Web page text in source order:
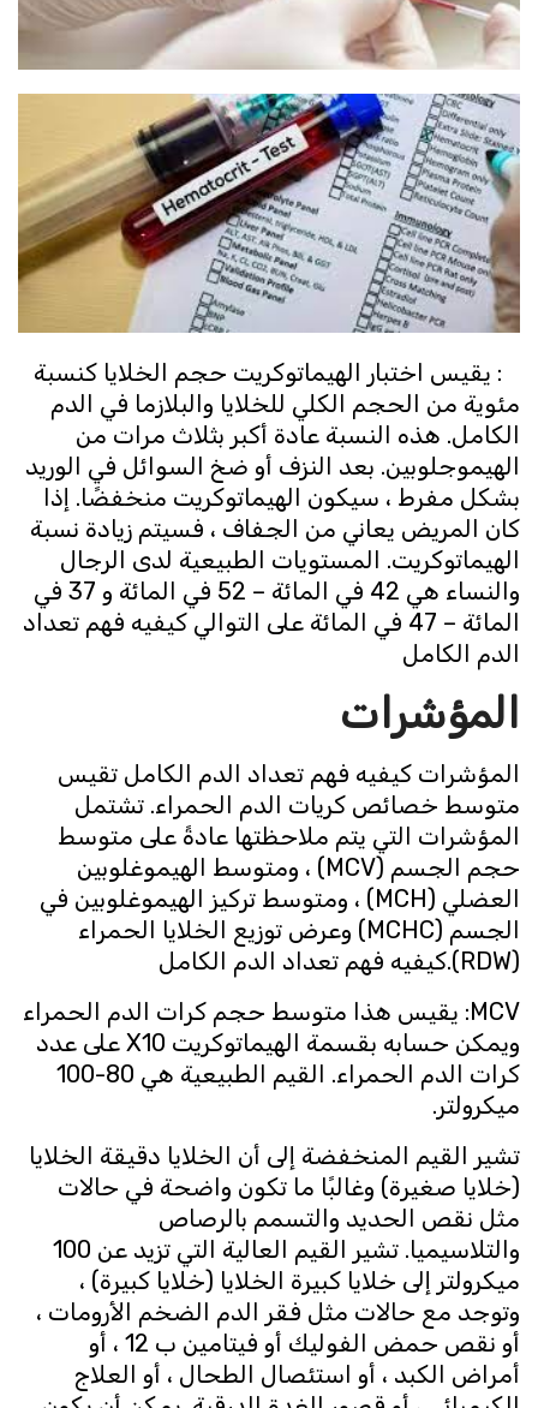
: يقيس اختبار الهيماتوكريت حجم الخلايا كنسبة
مئوية من الحجم الكلي للخلايا والبلازما في الدم
الكامل. هذه النسبة عادة أكبر بثلاث مرات من
الهيموجلوبين. بعد النزف أو ضخ السوائل في الوريد
بشكل مفرط ، سيكون الهيماتوكريت منخفضًا. إذا
كان المريض يعاني من الجفاف ، فسيتم زيادة نسبة
الهيماتوكريت. المستويات الطبيعية لدى الرجال
والنساء هي 42 في المائة – 52 في المائة و 37 في
المائة – 47 في المائة على التوالي كيفيه فهم تعداد
الدم الكامل
المؤشرات
المؤشرات كيفيه فهم تعداد الدم الكامل تقيس
متوسط ​​خصائص كريات الدم الحمراء. تشتمل
المؤشرات التي يتم ملاحظتها عادةً على متوسط ​​
حجم الجسم (MCV) ، ومتوسط ​​الهيموغلوبين
العضلي (MCH) ، ومتوسط ​​تركيز الهيموغلوبين في
الجسم (MCHC) وعرض توزيع الخلايا الحمراء
MCV: يقيس هذا متوسط ​​حجم كرات الدم الحمراء
ويمكن حسابه بقسمة الهيماتوكريت X10 على عدد
كرات الدم الحمراء. القيم الطبيعية هي 80-100
ميكرولتر.
تشير القيم المنخفضة إلى أن الخلايا دقيقة الخلايا
(خلايا صغيرة) وغالبًا ما تكون واضحة في حالات
مثل نقص الحديد والتسمم بالرصاص
والتلاسيميا. تشير القيم العالية التي تزيد عن 100
ميكرولتر إلى خلايا كبيرة الخلايا (خلايا كبيرة) ،
وتوجد مع حالات مثل فقر الدم الضخم الأرومات ،
أو نقص حمض الفوليك أو فيتامين ب 12 ، أو
أمراض الكبد ، أو استئصال الطحال ، أو العلاج